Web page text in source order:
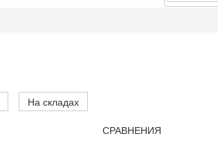
На складах
СРАВНЕНИЯ